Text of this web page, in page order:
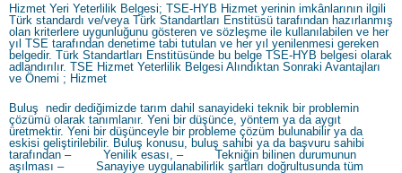
Hizmet Yeri Yeterlilik Belgesi; TSE-HYB Hizmet yerinin imkânlarının ilgili
Türk standardı ve/veya Türk Standartları Enstitüsü tarafından hazırlanmış
olan kriterlere uygunluğunu gösteren ve sözleşme ile kullanılabilen ve her
yıl TSE tarafından denetime tabi tutulan ve her yıl yenilenmesi gereken
belgedir. Türk Standartları Enstitüsünde bu belge TSE-HYB belgesi olarak
adlandırılır. TSE Hizmet Yeterlilik Belgesi Alındıktan Sonraki Avantajları
ve Önemi ; Hizmet
Buluş nedir dediğimizde tarım dahil sanayideki teknik bir problemin
çözümü olarak tanımlanır. Yeni bir düşünce, yöntem ya da aygıt
üretmektir. Yeni bir düşünceyle bir probleme çözüm bulunabilir ya da
eskisi geliştirilebilir. Buluş konusu, buluş sahibi ya da başvuru sahibi
tarafından – Yenilik esası, – Tekniğin bilinen durumunun
aşılması – Sanayiye uygulanabilirlik şartları doğrultusunda tüm